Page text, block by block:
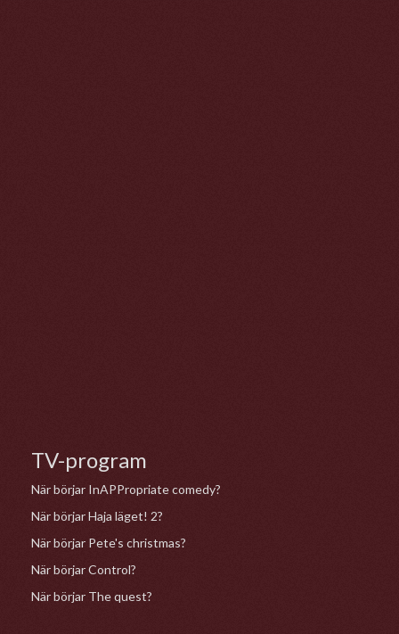
TV-program
När börjar InAPPropriate comedy?
När börjar Haja läget! 2?
När börjar Pete's christmas?
När börjar Control?
När börjar The quest?